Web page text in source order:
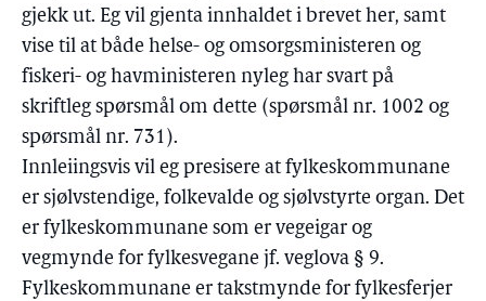
gjekk ut. Eg vil gjenta innhaldet i brevet her, samt
vise til at både helse- og omsorgsministeren og
fiskeri- og havministeren nyleg har svart på
skriftleg spørsmål om dette (spørsmål nr. 1002 og
spørsmål nr. 731).
Innleiingsvis vil eg presisere at fylkeskommunane
er sjølvstendige, folkevalde og sjølvstyrte organ. Det
er fylkeskommunane som er vegeigar og
vegmynde for fylkesvegane jf. veglova § 9.
Fylkeskommunane er takstmynde for fylkesferjer